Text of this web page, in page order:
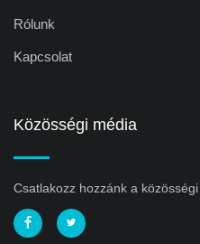
Rólunk
Kapcsolat
Közösségi média
Csatlakozz hozzánk a